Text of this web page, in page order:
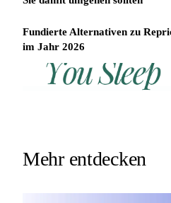
Fundierte Alternativen zu
im Jahr 2026
REPRICER
Win
while
you
Your
Repricer.com
seconds.
Mehr entdecken